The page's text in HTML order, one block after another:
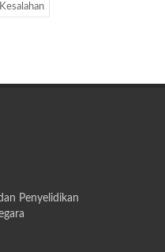
Penyelidikan